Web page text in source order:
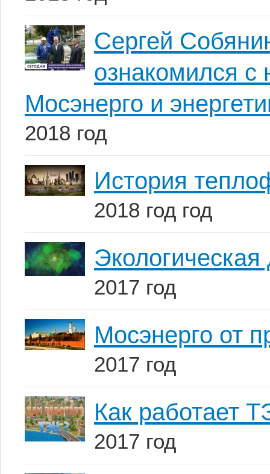
Сергей
ознакомился с
Мосэнерго и
2018 год
История
2018 год год
2017 год
Мосэнерго от
2017 год
Как работает
2017 год